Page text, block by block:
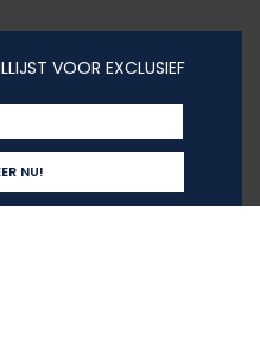
VOOR EXCLUSIEF